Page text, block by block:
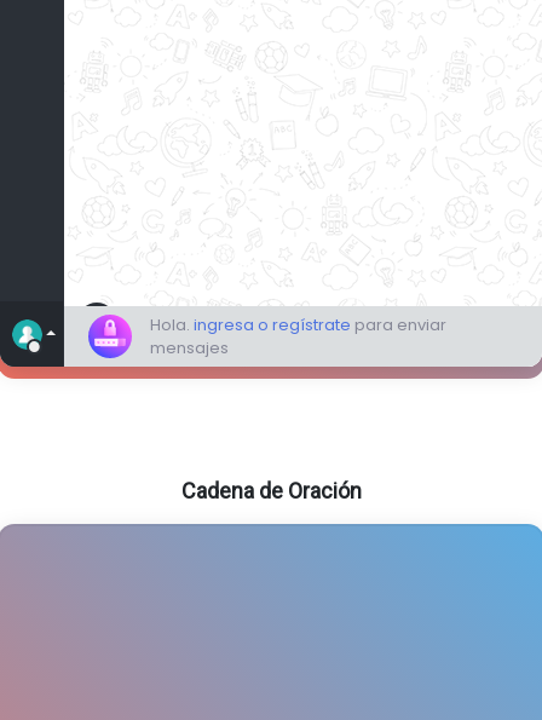
Cadena de Oración